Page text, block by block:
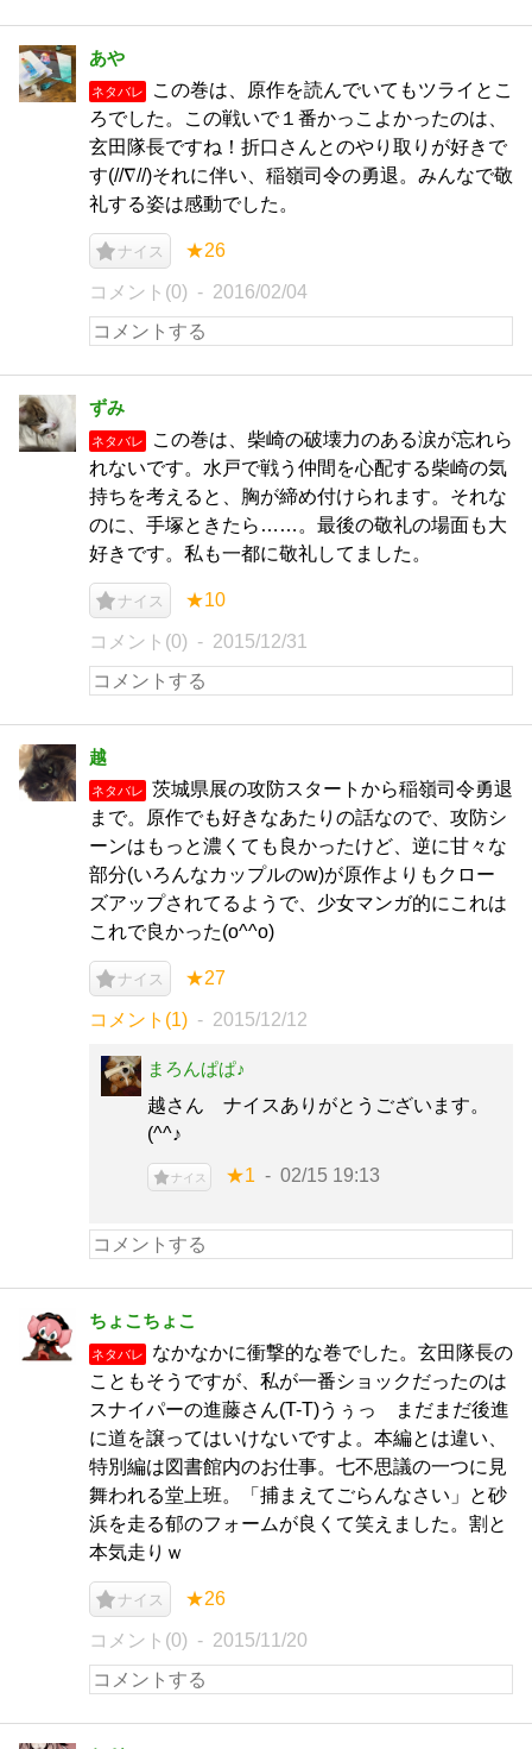
あや
ネタバレ
この巻は、原作を読んでいてもツライとこ
ろでした。この戦いで１番かっこよかったのは、
玄田隊長ですね！折口さんとのやり取りが好きで
す(//∇//)それに伴い、稲嶺司令の勇退。みんなで敬
礼する姿は感動でした。
ナイス ★26
コメント(0) 2016/02/04
ずみ
ネタバレ
この巻は、柴崎の破壊力のある涙が忘れら
れないです。水戸で戦う仲間を心配する柴崎の気
持ちを考えると、胸が締め付けられます。それな
のに、手塚ときたら……。最後の敬礼の場面も大
好きです。私も一都に敬礼してました。
ナイス ★10
コメント(0) 2015/12/31
越
ネタバレ
茨城県展の攻防スタートから稲嶺司令勇退
まで。原作でも好きなあたりの話なので、攻防シ
ーンはもっと濃くても良かったけど、逆に甘々な
部分(いろんなカップルのw)が原作よりもクロー
ズアップされてるようで、少女マンガ的にこれは
これで良かった(o^^o)
ナイス ★27
コメント(1) 2015/12/12
まろんぱぱ♪
越さん ナイスありがとうございます。
(^^♪
ナイス ★1 02/15 19:13
ちょこちょこ
ネタバレ
なかなかに衝撃的な巻でした。玄田隊長の
こともそうですが、私が一番ショックだったのは
スナイパーの進藤さん(T-T)うぅっ まだまだ後進
に道を譲ってはいけないですよ。本編とは違い、
特別編は図書館内のお仕事。七不思議の一つに見
舞われる堂上班。「捕まえてごらんなさい」と砂
浜を走る郁のフォームが良くて笑えました。割と
本気走りｗ
ナイス ★26
コメント(0) 2015/11/20